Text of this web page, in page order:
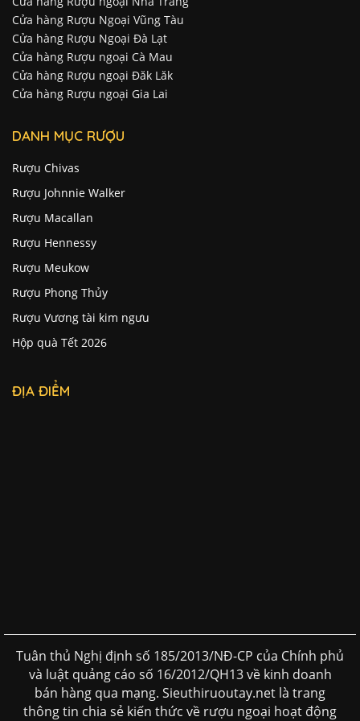
Cửa hàng Rượu Ngoại Vũng Tàu
Cửa hàng Rượu Ngoại Đà Lạt
Cửa hàng Rượu ngoại Cà Mau
Cửa hàng Rượu ngoại Đăk Lăk
Cửa hàng Rượu ngoại Gia Lai
DANH MỤC RƯỢU
Rượu Chivas
Rượu Johnnie Walker
Rượu Macallan
Rượu Hennessy
Rượu Meukow
Rượu Phong Thủy
Rượu Vương tài kim ngưu
Hộp quà Tết 2026
ĐỊA ĐIỂM
Tuân thủ Nghị định số 185/2013/NĐ-CP của Chính phủ
và luật quảng cáo số 16/2012/QH13 về kinh doanh
bán hàng qua mạng. Sieuthiruoutay.net là trang
thông tin chia sẻ kiến thức về rượu ngoại hoạt động